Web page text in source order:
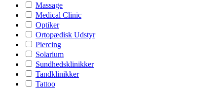
Massage
Medical Clinic
Optiker
Ortopædisk Udstyr
Piercing
Solarium
Sundhedsklinikker
Tandklinikker
Tattoo